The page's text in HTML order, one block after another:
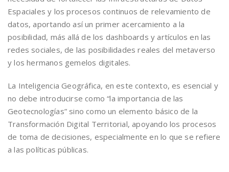
Espaciales y los procesos continuos de relevamiento de
datos, aportando así un primer acercamiento a la
posibilidad, más allá de los dashboards y artículos en las
redes sociales, de las posibilidades reales del metaverso
y los hermanos gemelos digitales.
La Inteligencia Geográfica, en este contexto, es esencial y
no debe introducirse como “la importancia de las
Geotecnologías” sino como un elemento básico de la
Transformación Digital Territorial, apoyando los procesos
de toma de decisiones, especialmente en lo que se refiere
a las políticas públicas.